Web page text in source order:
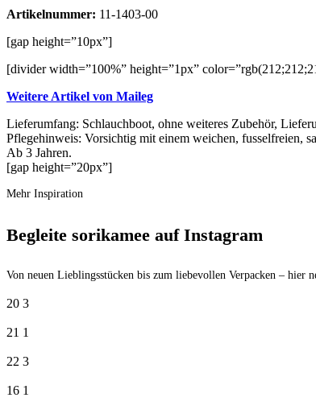
Artikelnummer: 11-1403-00
[gap height=”10px”]
[divider width=”100%” height=”1px”
Weitere Artikel von Maileg
Lieferumfang: Schlauchboot, ohne weiteres Zubehör,
Pflegehinweis: Vorsichtig mit einem weichen, fusselfreien,
Ab 3 Jahren.
[gap height=”20px”]
Mehr Inspiration
Begleite sorikamee auf Instagram
Von neuen Lieblingsstücken bis zum liebevollen Verpacken – hier
20 3
21 1
22 3
16 1